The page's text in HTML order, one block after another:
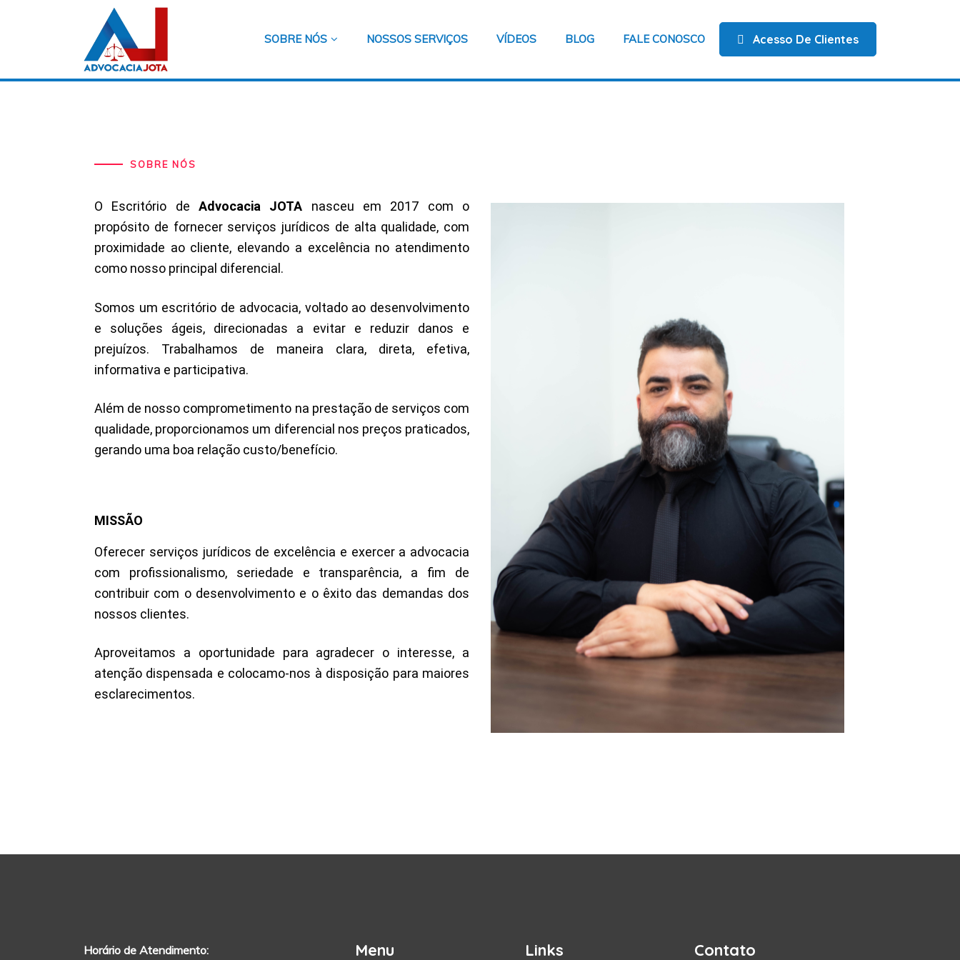
SOBRE NÓS NOSSOS SERVIÇOS VÍDEOS BLOG FALE CONOSCO Acesso De Clientes
SOBRE NÓS
O Escritório deAdvocacia JOTA nasceu em 2017 com o
propósito de fornecer serviços jurídicos de alta qualidade, com
proximidade ao cliente, elevando a excelência no atendimento
como nosso principal diferencial.
Somos um escritório de advocacia, voltado ao desenvolvimento
e soluções ágeis, direcionadas a evitar e reduzir danos e
prejuízos. Trabalhamos de maneira clara, direta, efetiva,
informativa e participativa.
Além de nosso comprometimento na prestação de serviços com
qualidade, proporcionamos um diferencial nos preços praticados,
gerando uma boa relação custo/benefício.
MISSÃO
Oferecer serviços jurídicos de excelência e exercer a advocacia
com profissionalismo, seriedade e transparência, a fim de
contribuir com o desenvolvimento e o êxito das demandas dos
nossos clientes.
Aproveitamos a oportunidade para agradecer o interesse, a
atenção dispensada e colocamo-nos à disposição para maiores
esclarecimentos.
Horário de Atendimento: Menu Links Contato